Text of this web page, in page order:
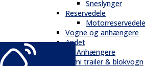
Sneslynger
Reservedele
Motorreservedele
Vogne og anhængere
Andet
Trailere / Anhængere
Semi trailer & blokvogn